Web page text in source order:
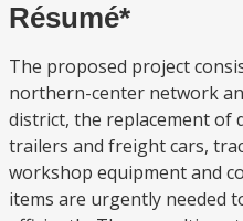
Résumé*
The proposed project
northern-center network
district, the replacement of
trailers and freight cars,
workshop equipment and
items are urgently needed